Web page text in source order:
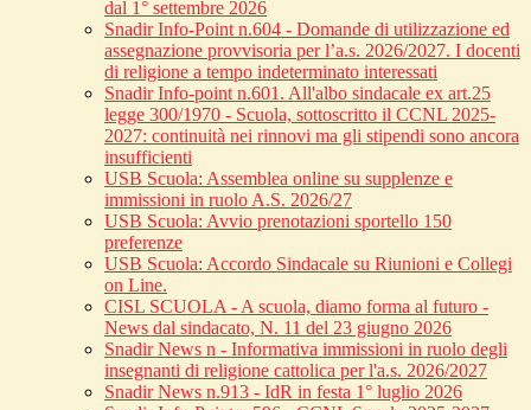
dal 1° settembre 2026
Snadir Info-Point n.604 - Domande di utilizzazione ed
assegnazione provvisoria per l’a.s. 2026/2027. I docenti
di religione a tempo indeterminato interessati
Snadir Info-point n.601. All'albo sindacale ex art.25
legge 300/1970 - Scuola, sottoscritto il CCNL 2025-
2027: continuità nei rinnovi ma gli stipendi sono ancora
insufficienti
USB Scuola: Assemblea online su supplenze e
immissioni in ruolo A.S. 2026/27
USB Scuola: Avvio prenotazioni sportello 150
preferenze
USB Scuola: Accordo Sindacale su Riunioni e Collegi
on Line.
CISL SCUOLA - A scuola, diamo forma al futuro -
News dal sindacato, N. 11 del 23 giugno 2026
Snadir News n - Informativa immissioni in ruolo degli
insegnanti di religione cattolica per l'a.s. 2026/2027
Snadir News n.913 - IdR in festa 1° luglio 2026